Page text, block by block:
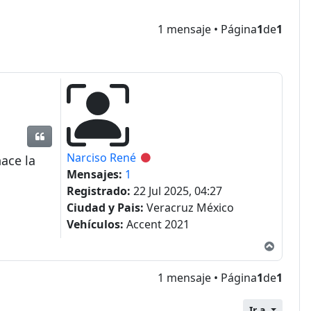
1 mensaje • Página1de1
Narciso René Desconectado
Mensajes: 1
Registrado: 22 Jul 2025, 04:27
Ciudad y Pais: Veracruz México
Vehículos: Accent 2021
la
1 mensaje • Página1de1